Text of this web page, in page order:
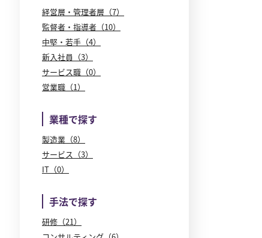
経営層・管理者層（7）
監督者・指導者（10）
中堅・若手（4）
新入社員（3）
サービス職（0）
営業職（1）
業種で探す
製造業（8）
サービス（3）
IT（0）
手法で探す
研修（21）